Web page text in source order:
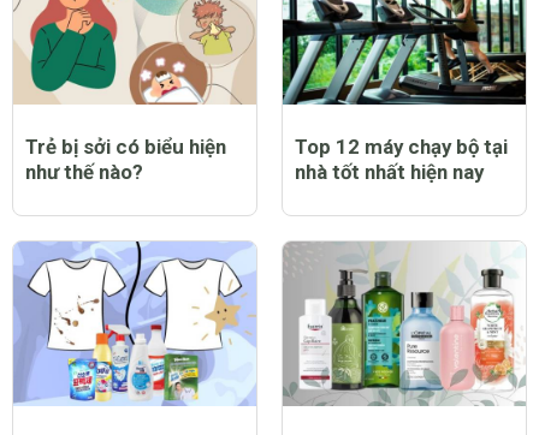
Trẻ bị sởi có biểu hiện
như thế nào?
Top 12 máy chạy bộ tại
nhà tốt nhất hiện nay